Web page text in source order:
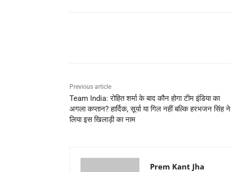
Previous article
Team India: रोहित शर्मा के बाद कौन होगा टीम इंडिया का
अगला कप्तान? हार्दिक, सूर्या या गिल नहीं बल्कि हरभजन सिंह ने
लिया इस खिलाड़ी का नाम
Prem Kant Jha